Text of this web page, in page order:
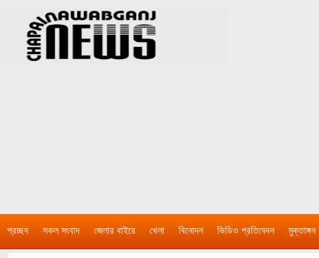
প্রচ্ছদ সকল সংবাদ জেলার বাইরে খেলা বিনোদন ভিডিও প্রতিবেদন মুক্তাঙ্গন